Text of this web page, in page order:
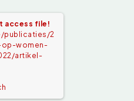
access file!
publicaties/2
women-
artikel-